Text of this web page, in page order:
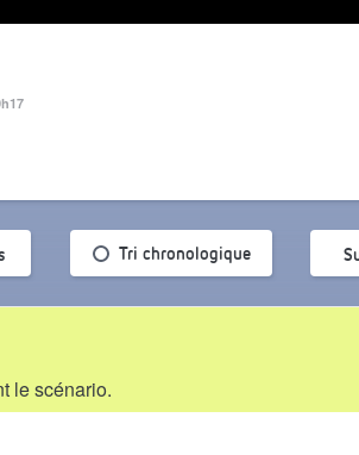
Tri chronologique
le scénario.